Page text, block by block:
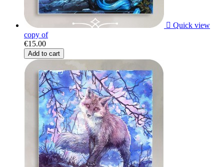
 Quick view
copy of
€15.00
Add to cart